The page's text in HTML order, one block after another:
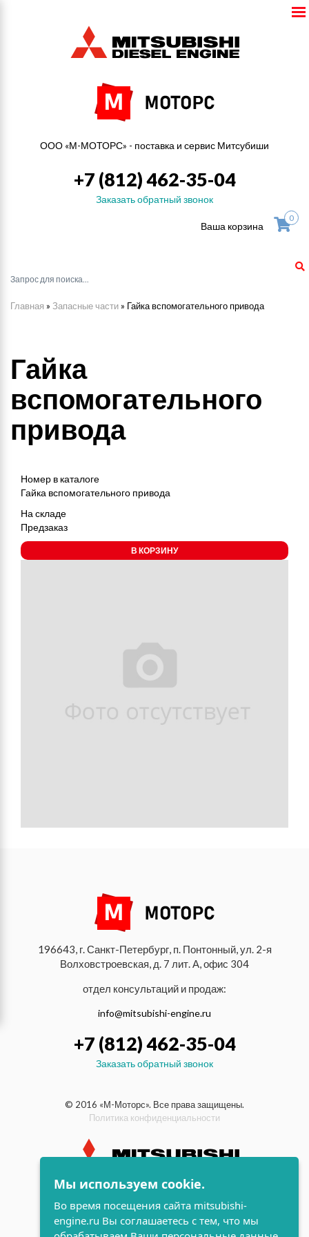
ООО «М-МОТОРС» - поставка и сервис Митсубиши
+7 (812) 462-35-04
Заказать обратный звонок
Ваша корзина
0
Главная » Запасные части » Гайка вспомогательного привода
Гайка
вспомогательного
привода
Номер в каталоге
Гайка вспомогательного привода
На складе
Предзаказ
В КОРЗИНУ
196643, г. Санкт-Петербург, п. Понтонный, ул. 2-я
Волховстроевская, д. 7 лит. А, офис 304
отдел консультаций и продаж:
info@mitsubishi-engine.ru
+7 (812) 462-35-04
Заказать обратный звонок
© 2016 «М-Моторс». Все права защищены.
Политика конфиденциальности
индустриальные и морские
дизельные двигатели Mitsubishi
Мы используем cookie.
Во время посещения сайта mitsubishi-
engine.ru Вы соглашаетесь с тем, что мы